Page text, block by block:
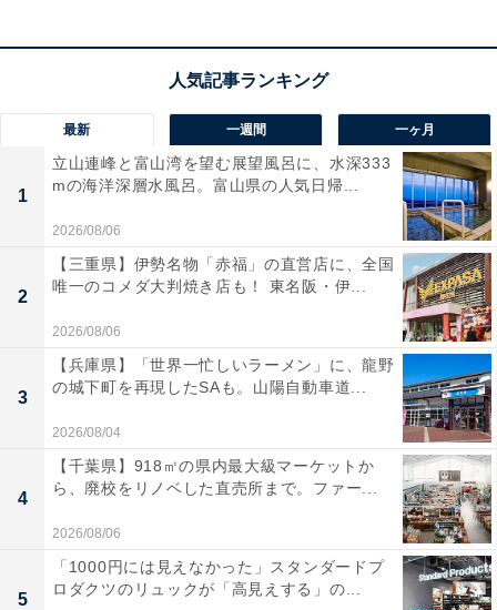
最新 一週間 一ヶ月
1
立山連峰と富山湾を望む展望風呂に、水深333
mの海洋深層水風呂。富山県の人気日帰...
2026/08/06
2
【三重県】伊勢名物「赤福」の直営店に、全国
唯一のコメダ大判焼き店も！ 東名阪・伊...
2026/08/06
3
【兵庫県】「世界一忙しいラーメン」に、龍野
の城下町を再現したSAも。山陽自動車道...
2026/08/04
4
【千葉県】918㎡の県内最大級マーケットか
ら、廃校をリノベした直売所まで。ファー...
2026/08/06
5
「1000円には見えなかった」スタンダードプ
ロダクツのリュックが「高見えする」の...